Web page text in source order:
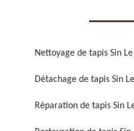
chaise et siège 59
Nettoyage de tapis Sin
Détachage de tapis Sin
Réparation de tapis Sin